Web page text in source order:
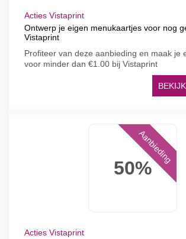
Acties Vistaprint
Ontwerp je eigen menukaartjes voor nog
Vistaprint
Profiteer van deze aanbieding en maak je
voor minder dan €1.00 bij Vistaprint
50%
Aanbieding
Acties Vistaprint